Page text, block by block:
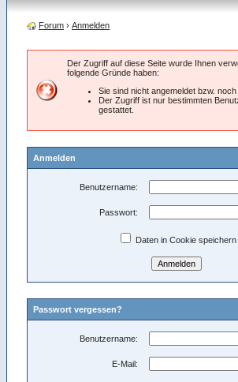
Forum › Anmelden
Der Zugriff auf diese Seite wurde Ihnen
folgende Gründe haben:
Sie sind nicht angemeldet bzw.
Der Zugriff ist nur bestimmten
gestattet.
Anmelden
Benutzername:
Passwort:
Daten in Cookie speichern
Passwort vergessen?
Benutzername:
E-Mail: